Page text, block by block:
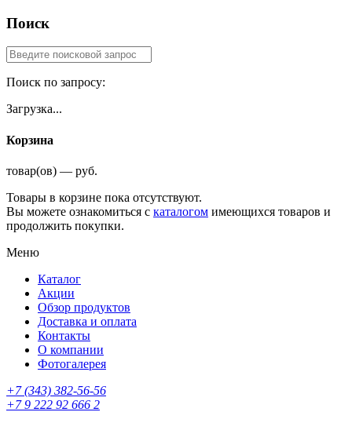
Поиск
Поиск по запросу:
Загрузка...
Корзина
товар(ов) — руб.
Товары в корзине пока отсутствуют.
Вы можете ознакомиться с каталогом имеющихся товаров и
продолжить покупки.
Меню
Каталог
Акции
Обзор продуктов
Доставка и оплата
Контакты
О компании
Фотогалерея
+7 (343) 382-56-56
+7 9 222 92 666 2